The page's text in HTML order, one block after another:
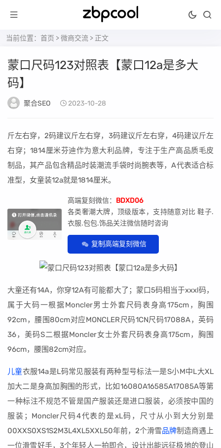
当前位置： 首页 >微商交流 > 正文
蒙口尺码123对照表【蒙口12a是多大
码】
聚合SEO 2023-10-28
斤左右穿，2码建议斤左右穿，3码建议斤左右穿，4码建议斤左
右穿；1814厘米芬迪作为意大利品牌，专注于生产高品质毛皮
制品，其产品包含精品时装潮流手袋时尚腕表等，A代表适合标
准型，女童装12a就是1814厘米。
高端复刻微信： BDXD06
各类奢潮大牌，顶级版本，支持随意对比 鞋子.
衣服.包包.饰品关注微信随时咨询
复制高端复刻微信
大童还有14A，你穿12A有可能都大了；蒙口5码相当于xxxl码，
属于大码一根据Moncler男士外套尺码表身高175cm，胸围
92cm，腰围80cm对应MONCLER尺码1CN尺码17088A，英码
36，美码S二根据Moncler女士外套尺码表身高175cm，胸围
96cm，腰围82cm对应。
儿童衣服14a是L码常见服装有两种型号标法一是S小M中L大XL
加大二是身高加胸围的形式，比如16080A16585A17085A等第
一种标注不规范不管是国产服装还是进口服装，必须按中国的
服装；Moncler尺码4代表的是xL码，尺寸从小到大分别是
00XXS0XS1S2M3L4XL5XXL50年前，2个滑雪品牌制造商遇上
一位滑雪好手，3个年轻人一拍即合，设计出能远征极地的登山